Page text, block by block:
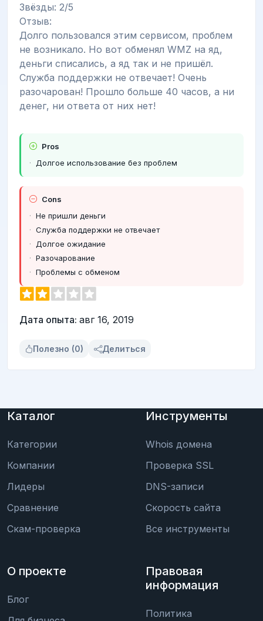
Звёзды: 2/5
Отзыв:
Долго пользовался этим сервисом, проблем
не возникало. Но вот обменял WMZ на яд,
деньги списались, а яд так и не пришёл.
Служба поддержки не отвечает! Очень
разочарован! Прошло больше 40 часов, а ни
денег, ни ответа от них нет!
Pros
Долгое использование без проблем
Cons
Не пришли деньги
Служба поддержки не отвечает
Долгое ожидание
Разочарование
Проблемы с обменом
Дата опыта: авг 16, 2019
Полезно (0) Делиться
Каталог
Категории
Компании
Лидеры
Сравнение
Скам-проверка
Инструменты
Whois домена
Проверка SSL
DNS-записи
Скорость сайта
Все инструменты
О проекте
Блог
Правовая
информация
Политика